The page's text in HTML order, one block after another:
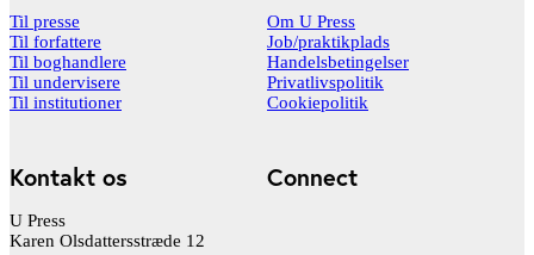
Om U Press
Job/praktikplads
Handelsbetingelser
Privatlivspolitik
Cookiepolitik
Til presse
Til forfattere
Til boghandlere
Til undervisere
Til institutioner
Connect
Kontakt os
U Press
Karen Olsdattersstræde 12